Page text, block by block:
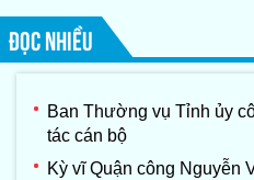
ĐỌC NHIỀU
Ban Thường vụ Tỉnh ủy
tác cán bộ
Kỳ vĩ Quận công